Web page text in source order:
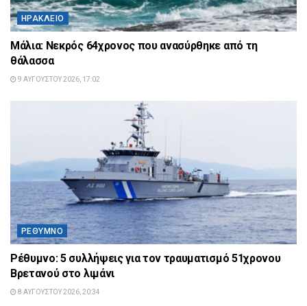
ΗΡΆΚΛΕΙΟ
Μάλια: Νεκρός 64χρονος που ανασύρθηκε από τη
θάλασσα
9 ΑΥΓΟΎΣΤΟΥ 2026, 17:02
ΡΈΘΥΜΝΟ
Ρέθυμνο: 5 συλλήψεις για τον τραυματισμό 51χρονου
Βρετανού στο λιμάνι
8 ΑΥΓΟΎΣΤΟΥ 2026, 20:34